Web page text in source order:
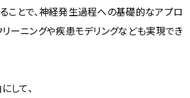
ことで、神経発生過程への基礎的なアプロ
ーニングや疾患モデリングなども実現でき
して、